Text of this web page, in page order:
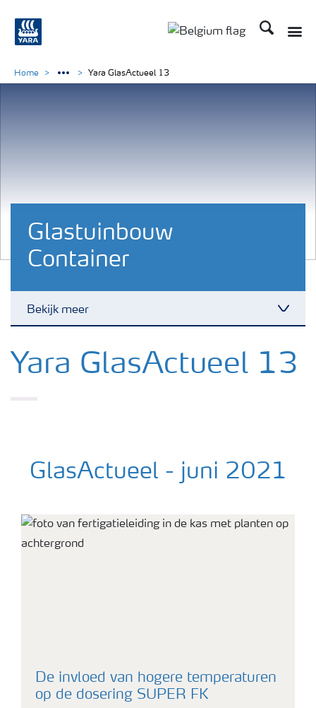
Zoek op
Glastuinbouw
Container
Bekijk meer
Nieuwsbrieven
Grow the future
Webinars
Home Yara GlasActueel 13
Yara GlasActueel 13
GlasActueel - juni 2021
detailfoto van fertigatie met druppel uit leiding en bloemen
De invloed van hogere temperaturen
op de dosering SUPER FK